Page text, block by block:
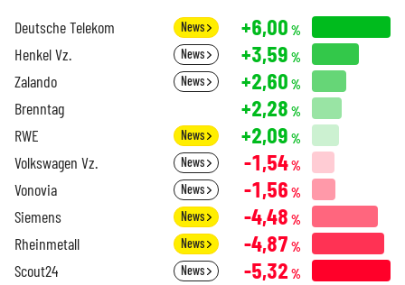
Deutsche Telekom News +6,00 %
Henkel Vz. News +3,59 %
Zalando News +2,60 %
Brenntag +2,28 %
RWE News +2,09 %
Volkswagen Vz. News -1,54%
Vonovia News -1,56 %
Siemens News -4,48 %
Rheinmetall News -4,87 %
Scout24 News -5,32 %